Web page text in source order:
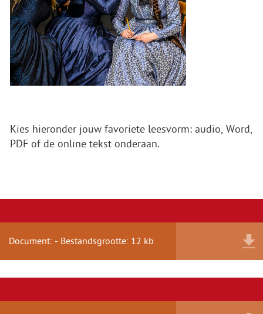
Kies hieronder jouw favoriete leesvorm: audio, Word,
PDF of de online tekst onderaan.
Document: - Bestandsgrootte: 12 kb